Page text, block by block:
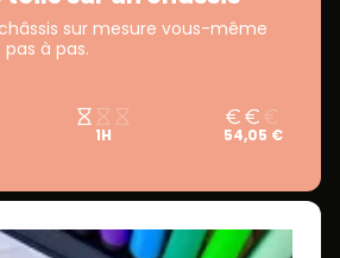
sur mesure vous-même
à pas.
1H 54,05 €